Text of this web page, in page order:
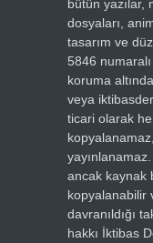
bütün yazılar,
dosyaları,
tasarım ve
5846
koruma
veya
ticari olarak
ancak kaynak
kopyalanabilir
davranıldığı
hakkı İktibas